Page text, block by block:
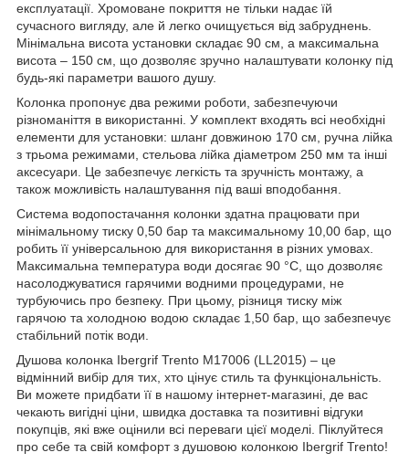
експлуатації. Хромоване покриття не тільки надає їй
сучасного вигляду, але й легко очищується від забруднень.
Мінімальна висота установки складає 90 см, а максимальна
висота – 150 см, що дозволяє зручно налаштувати колонку під
будь-які параметри вашого душу.
Колонка пропонує два режими роботи, забезпечуючи
різноманіття в використанні. У комплект входять всі необхідні
елементи для установки: шланг довжиною 170 см, ручна лійка
з трьома режимами, стельова лійка діаметром 250 мм та інші
аксесуари. Це забезпечує легкість та зручність монтажу, а
також можливість налаштування під ваші вподобання.
Система водопостачання колонки здатна працювати при
мінімальному тиску 0,50 бар та максимальному 10,00 бар, що
робить її універсальною для використання в різних умовах.
Максимальна температура води досягає 90 °C, що дозволяє
насолоджуватися гарячими водними процедурами, не
турбуючись про безпеку. При цьому, різниця тиску між
гарячою та холодною водою складає 1,50 бар, що забезпечує
стабільний потік води.
Душова колонка Ibergrif Trento M17006 (LL2015) – це
відмінний вибір для тих, хто цінує стиль та функціональність.
Ви можете придбати її в нашому інтернет-магазині, де вас
чекають вигідні ціни, швидка доставка та позитивні відгуки
покупців, які вже оцінили всі переваги цієї моделі. Піклуйтеся
про себе та свій комфорт з душовою колонкою Ibergrif Trento!